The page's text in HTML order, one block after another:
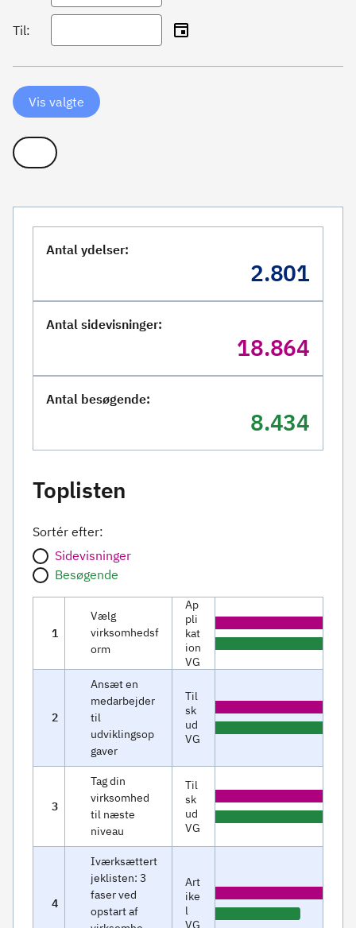
Til:
Vis valgte
Antal ydelser:
2.801
Antal sidevisninger:
18.864
Antal besøgende:
8.434
Toplisten
Sortér efter:
Sidevisninger
Besøgende
1
Vælg
virksomhedsf
orm
Ap
pli
kat
ion
VG
C
h
r
t
Bar chart with 2 bars.
End of interactive chart.
2
Ansæt en
medarbejder
til
udviklingsop
gaver
Til
sk
ud
VG
C
a
r
t
3
Tag din
virksomhed
til næste
niveau
Til
sk
ud
VG
C
r
t
4
Iværksættert
jeklisten: 3
faser ved
opstart af
Art
ike
l
VG
C